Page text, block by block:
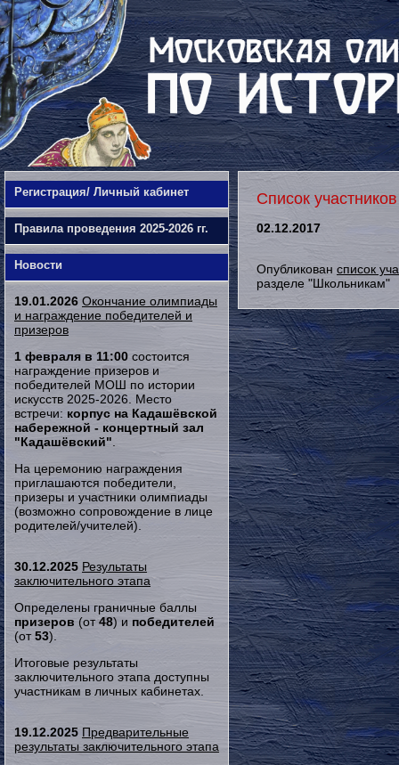
Регистрация/ Личный кабинет
Правила проведения 2025-2026 гг.
Новости
19.01.2026 Окончание олимпиады
и награждение победителей и
призеров
1 февраля в 11:00 состоится
награждение призеров и
победителей МОШ по истории
искусств 2025-2026. Место
встречи: корпус на Кадашёвской
набережной - концертный зал
"Кадашёвский"
На церемонию награждения
приглашаются победители,
призеры и участники олимпиады
(возможно сопровождение в лице
родителей/учителей).
30.12.2025 Результаты
заключительного этапа
Определены граничные баллы
призеров (от48) и победителей
(от53).
Итоговые результаты
заключительного этапа доступны
участникам в личных кабинетах.
19.12.2025 Предварительные
результаты заключительного этапа
Список
02.12.2017
Опубликован список
разделе "Школьникам"